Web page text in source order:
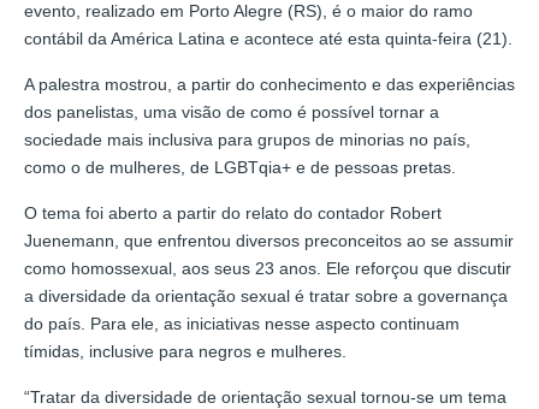
evento, realizado em Porto Alegre (RS), é o maior do ramo
contábil da América Latina e acontece até esta quinta-feira (21).
A palestra mostrou, a partir do conhecimento e das experiências
dos panelistas, uma visão de como é possível tornar a
sociedade mais inclusiva para grupos de minorias no país,
como o de mulheres, de LGBTqia+ e de pessoas pretas.
O tema foi aberto a partir do relato do contador Robert
Juenemann, que enfrentou diversos preconceitos ao se assumir
como homossexual, aos seus 23 anos. Ele reforçou que discutir
a diversidade da orientação sexual é tratar sobre a governança
do país. Para ele, as iniciativas nesse aspecto continuam
tímidas, inclusive para negros e mulheres.
“Tratar da diversidade de orientação sexual tornou-se um tema